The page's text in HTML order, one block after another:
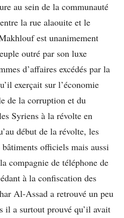
au sein de la communauté
la rue alaouite et le
est unanimement
outré par son luxe
d’affaires excédés par la
exerçait sur l’économie
de la corruption et du
Syriens à la révolte en
début de la révolte, les
bâtiments officiels mais aussi
compagnie de téléphone de
à la confiscation des
Al-Assad a retrouvé un peu
il a surtout prouvé qu’il avait